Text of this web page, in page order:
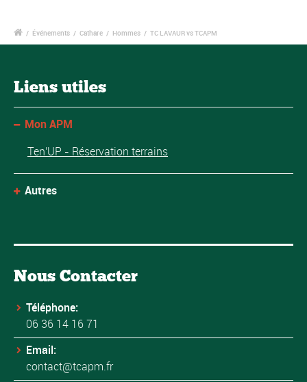
/ Événements / Cathare / Hommes / TC LAVAUR vs TCAPM
Liens utiles
Mon APM
Ten'UP - Réservation terrains
Autres
Nous Contacter
Téléphone:
06 36 14 16 71
Email:
contact@tcapm.fr